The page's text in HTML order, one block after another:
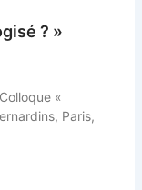
? »
«
Paris,